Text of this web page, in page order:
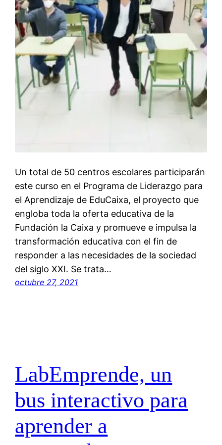
Un total de 50 centros escolares participarán
este curso en el Programa de Liderazgo para
el Aprendizaje de EduCaixa, el proyecto que
engloba toda la oferta educativa de la
Fundación la Caixa y promueve e impulsa la
transformación educativa con el fin de
responder a las necesidades de la sociedad
del siglo XXI. Se trata…
octubre 27, 2021
LabEmprende, un
bus interactivo para
aprender a